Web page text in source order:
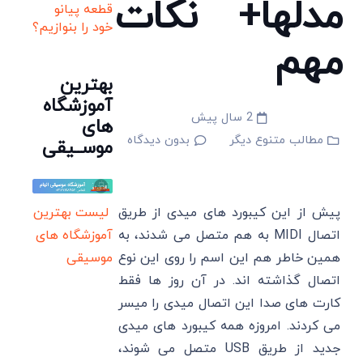
مدلها+ نکات
مهم
2 سال پیش
مطالب متنوع دیگر
بدون دیدگاه
پیش از این کیبورد های میدی از طریق
اتصال MIDI به هم متصل می‌ شدند، به
همین خاطر هم این اسم را روی این نوع
اتصال گذاشته ‌اند. در آن روز ها فقط
کارت های صدا این اتصال میدی را میسر
می ‌کردند. امروزه همه کیبورد های میدی
جدید از طریق USB متصل می ‌شوند،
قطعه پیانو
خود را بنوازیم؟
بهترین
آموزشگاه
های
موســیقی
لیست بهترین
آموزشگاه های
موسیقی